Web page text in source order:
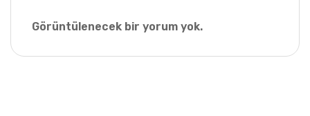
Görüntülenecek bir yorum yok.